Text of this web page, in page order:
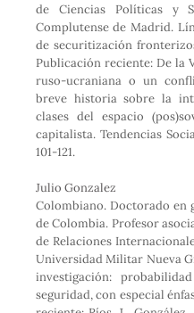
de Ciencias Políticas y
Complutense de Madrid.
de securitización
Publicación reciente: De la
ruso-ucraniana o un
breve historia sobre la
clases del espacio
capitalista. Tendencias
101-121.
Julio Gonzalez
Colombiano. Doctorado en
de Colombia. Profesor
de Relaciones
Universidad Militar Nueva
investigación:
seguridad, con especial